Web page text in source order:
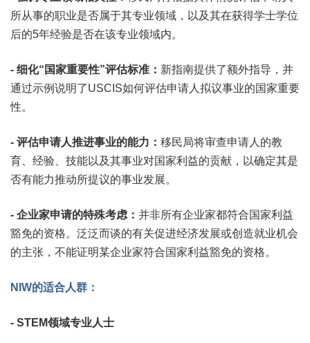
所从事的职业是否属于其专业领域，以及其在获得学士学位
后的5年经验是否在该专业领域内。
- 细化“国家重要性”评估标准： 新指南提供了额外指导，并
通过示例说明了USCIS如何评估申请人拟议事业的国家重要
性。
- 评估申请人推进事业的能力： 移民局将审查申请人的教
育、经验、技能以及其事业对国家利益的贡献，以确定其是
否有能力推动所提议的事业发展。
- 企业家申请的特殊考虑： 并非所有企业家都符合国家利益
豁免的资格。泛泛而谈的有关促进经济发展或创造就业机会
的主张，不能证明某企业家符合国家利益豁免的资格。
NIW的适合人群：
- STEM领域专业人士